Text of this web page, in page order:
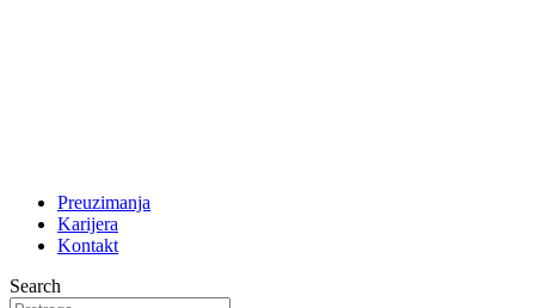
Preuzimanja
Karijera
Kontakt
Search